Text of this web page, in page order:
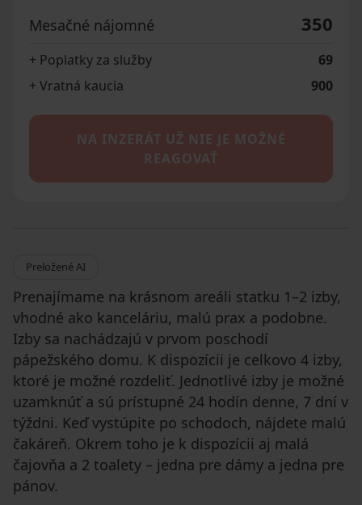
Mesačné nájomné 350
+ Poplatky za služby
69
+ Vratná kaucia
900
NA INZERÁT UŽ NIE JE MOŽNÉ
REAGOVAŤ
Preložené AI
Prenajímame na krásnom areáli statku 1–2 izby,
vhodné ako kanceláriu, malú prax a podobne.
Izby sa nachádzajú v prvom poschodí
pápežského domu. K dispozícii je celkovo 4 izby,
ktoré je možné rozdeliť. Jednotlivé izby je možné
uzamknúť a sú prístupné 24 hodín denne, 7 dní v
týždni. Keď vystúpite po schodoch, nájdete malú
čakáreň. Okrem toho je k dispozícii aj malá
čajovňa a 2 toalety – jedna pre dámy a jedna pre
pánov.